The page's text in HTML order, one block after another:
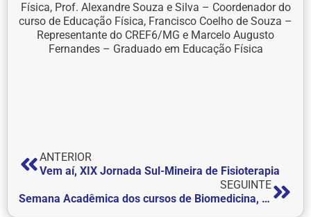
Física, Prof. Alexandre Souza e Silva – Coordenador do
curso de Educação Física, Francisco Coelho de Souza –
Representante do CREF6/MG e Marcelo Augusto
Fernandes – Graduado em Educação Física
ANTERIOR
Vem aí, XIX Jornada Sul-Mineira de Fisioterapia
SEGUINTE
Semana Acadêmica dos cursos de Biomedicina, Farmácia e Tecnologia em Estética e Cosmética aconteceu de 6 a 8 de maio